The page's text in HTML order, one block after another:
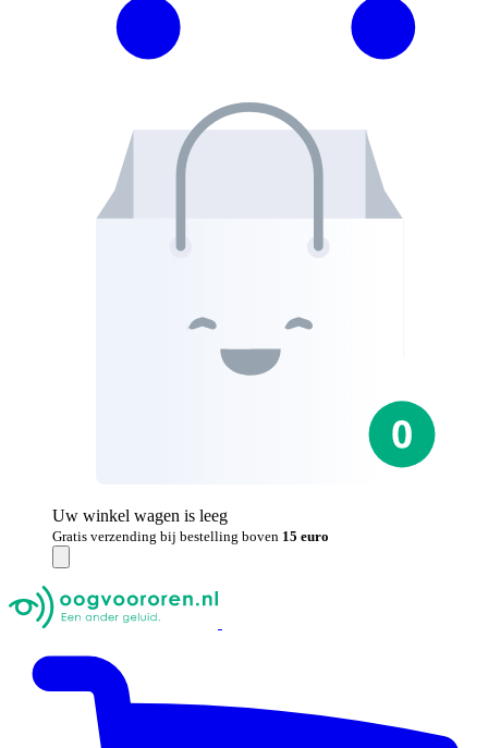
Uw winkel wagen is leeg
Gratis verzending bij bestelling boven 15 euro